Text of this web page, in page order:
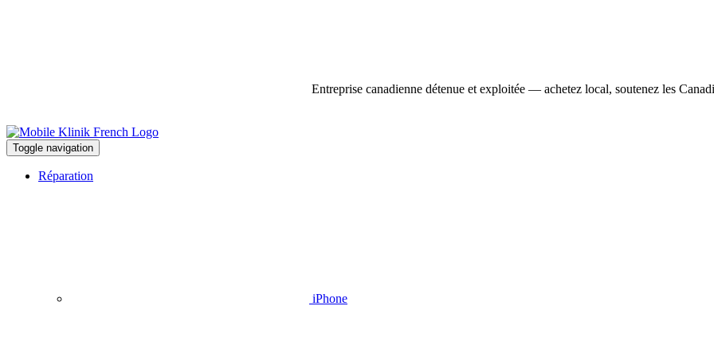
Entreprise canadienne détenue et exploitée — achetez local, soutenez les
Toggle navigation
Réparation
iPhone